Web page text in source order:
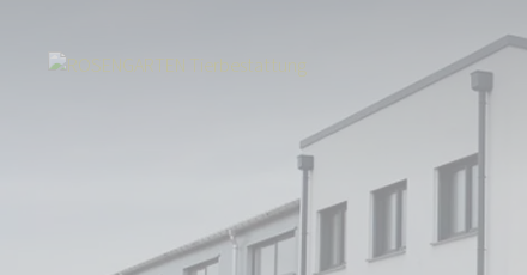
Tierbestattung am Rheinbacher Wald